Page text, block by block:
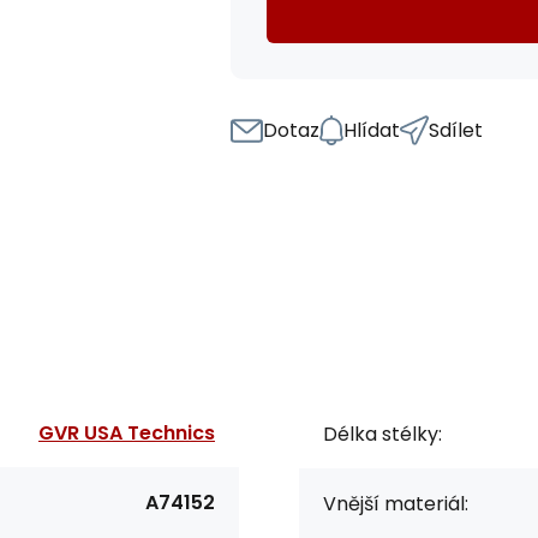
Dotaz Hlídat Sdílet
GVR USA Technics
A74152
Délka stélky:
Vnější materiál: